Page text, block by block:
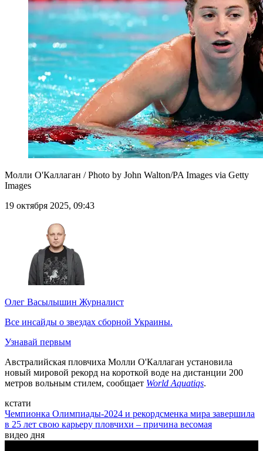
Молли О'Каллаган / Photo by John Walton/PA Images via Getty
Images
19 октября 2025, 09:43
Олег Васылышин Журналист
Все инсайды о звездах сборной Украины.
Узнавай первым
Австралийская пловчиха Молли О'Каллаган установила
новый мировой рекорд на короткой воде на дистанции 200
метров вольным стилем, сообщает World Aquatiqs.
кстати
Чемпионка Олимпиады-2024 и рекордсменка мира завершила
в 25 лет свою карьеру пловчихи – причина весомая
видео дня